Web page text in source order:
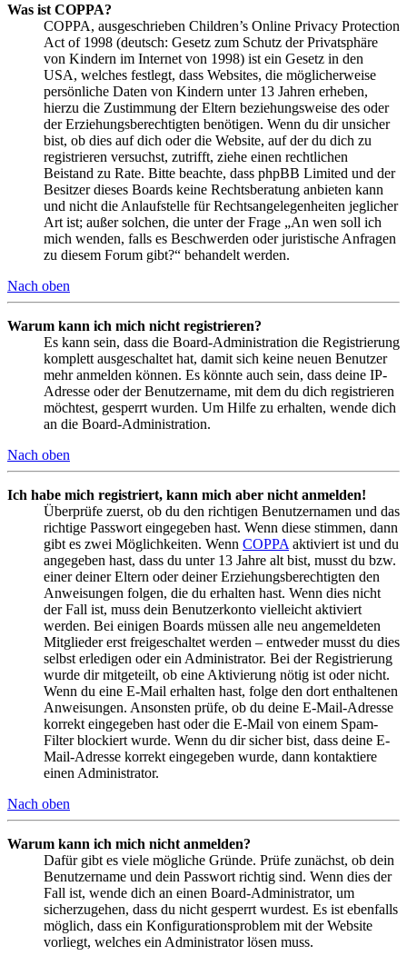
Was ist COPPA?
COPPA, ausgeschrieben Children’s Online Privacy Protection
Act of 1998 (deutsch: Gesetz zum Schutz der Privatsphäre
von Kindern im Internet von 1998) ist ein Gesetz in den
USA, welches festlegt, dass Websites, die möglicherweise
persönliche Daten von Kindern unter 13 Jahren erheben,
hierzu die Zustimmung der Eltern beziehungsweise des oder
der Erziehungsberechtigten benötigen. Wenn du dir unsicher
bist, ob dies auf dich oder die Website, auf der du dich zu
registrieren versuchst, zutrifft, ziehe einen rechtlichen
Beistand zu Rate. Bitte beachte, dass phpBB Limited und der
Besitzer dieses Boards keine Rechtsberatung anbieten kann
und nicht die Anlaufstelle für Rechtsangelegenheiten jeglicher
Art ist; außer solchen, die unter der Frage „An wen soll ich
mich wenden, falls es Beschwerden oder juristische Anfragen
zu diesem Forum gibt?“ behandelt werden.
Nach oben
Warum kann ich mich nicht registrieren?
Es kann sein, dass die Board-Administration die Registrierung
komplett ausgeschaltet hat, damit sich keine neuen Benutzer
mehr anmelden können. Es könnte auch sein, dass deine IP-
Adresse oder der Benutzername, mit dem du dich registrieren
möchtest, gesperrt wurden. Um Hilfe zu erhalten, wende dich
an die Board-Administration.
Nach oben
Ich habe mich registriert, kann mich aber nicht anmelden!
Überprüfe zuerst, ob du den richtigen Benutzernamen und das
richtige Passwort eingegeben hast. Wenn diese stimmen, dann
gibt es zwei Möglichkeiten. Wenn COPPA aktiviert ist und du
angegeben hast, dass du unter 13 Jahre alt bist, musst du bzw.
einer deiner Eltern oder deiner Erziehungsberechtigten den
Anweisungen folgen, die du erhalten hast. Wenn dies nicht
der Fall ist, muss dein Benutzerkonto vielleicht aktiviert
werden. Bei einigen Boards müssen alle neu angemeldeten
Mitglieder erst freigeschaltet werden – entweder musst du dies
selbst erledigen oder ein Administrator. Bei der Registrierung
wurde dir mitgeteilt, ob eine Aktivierung nötig ist oder nicht.
Wenn du eine E-Mail erhalten hast, folge den dort enthaltenen
Anweisungen. Ansonsten prüfe, ob du deine E-Mail-Adresse
korrekt eingegeben hast oder die E-Mail von einem Spam-
Filter blockiert wurde. Wenn du dir sicher bist, dass deine E-
Mail-Adresse korrekt eingegeben wurde, dann kontaktiere
einen Administrator.
Nach oben
Warum kann ich mich nicht anmelden?
Dafür gibt es viele mögliche Gründe. Prüfe zunächst, ob dein
Benutzername und dein Passwort richtig sind. Wenn dies der
Fall ist, wende dich an einen Board-Administrator, um
sicherzugehen, dass du nicht gesperrt wurdest. Es ist ebenfalls
möglich, dass ein Konfigurationsproblem mit der Website
vorliegt, welches ein Administrator lösen muss.